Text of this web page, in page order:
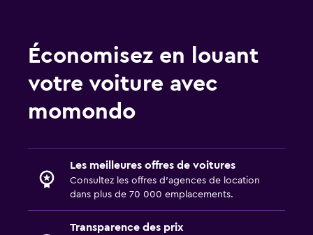
Économisez en louant
votre voiture avec
momondo
Les meilleures offres de voitures
Consultez les offres d’agences de location
dans plus de 70 000 emplacements.
Transparence des prix